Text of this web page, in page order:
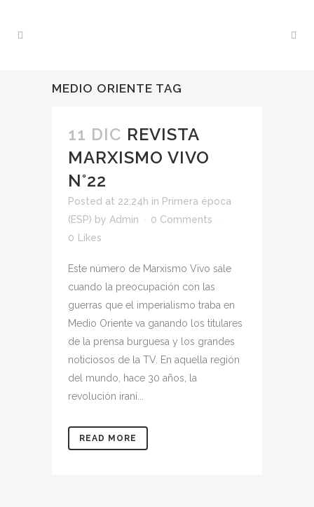
MEDIO ORIENTE TAG
11 DIC REVISTA
MARXISMO VIVO
N°22
Posted at 22:24h in Primera época
(ESP) by Admin
0 Comments
0
Likes
Este número de Marxismo Vivo sale
cuando la preocupación con las
guerras que el imperialismo traba en
Medio Oriente va ganando los titulares
de la prensa burguesa y los grandes
noticiosos de la TV. En aquella región
del mundo, hace 30 años, la
revolución iraní...
READ MORE